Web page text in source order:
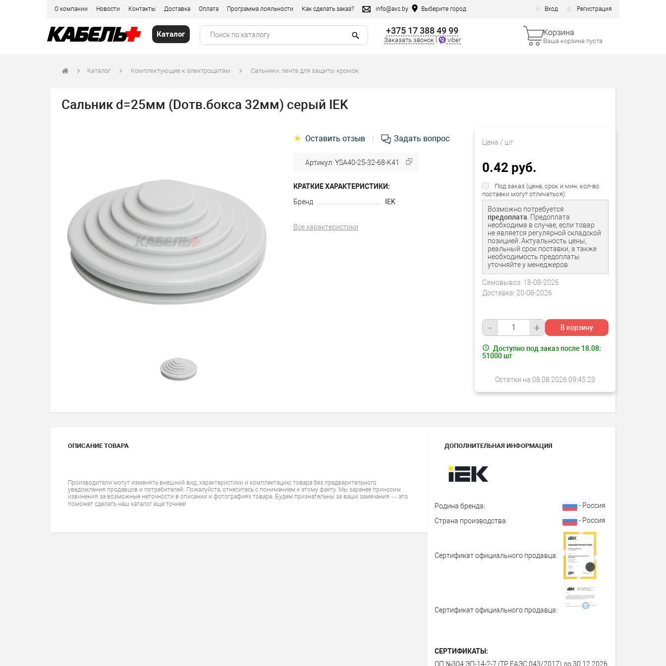
О компании Новости Контакты Доставка Оплата Программа лояльности Как сделать заказ? info@avs.by Выберите город Вход Регистрация
Каталог +375 17 388 49 99
Заказать звонок viber
Корзина
Ваша корзина пуста
Каталог Комплектующие к электрощитам Сальники, лента для защиты кромок
Сальник d=25мм (Dотв.бокса 32мм) серый IEK
Цена / шт
0.42 руб.
Под заказ (цена, срок и мин. кол-во
поставки могут отличаться)
Возможно потребуется
предоплата . Предоплата
необходима в случае, если товар
не является регулярной складской
позицией. Актуальность цены,
реальный срок поставки, а также
необходимость предоплаты
уточняйте у менеджеров
Самовывоз: 18-08-2026
Доставка: 20-08-2026
- + В корзину
Доступно под заказ после 18.08:
51000шт
Остатки на 08.08.2026 09:45:23
★ Оставить отзыв Задать вопрос
Артикул: YSA40-25-32-68-K41
КРАТКИЕ ХАРАКТЕРИСТИКИ:
Бренд
IEK
Все характеристики
ОПИСАНИЕ ТОВАРА
Производители могут изменять внешний вид, характеристики и комплектацию товара без предварительного
уведомления продавцов и потребителей. Пожалуйста, отнеситесь с пониманием к этому факту. Мы заранее приносим
извинения за возможные неточности в описании и фотографиях товара. Будем признательны за ваши замечания — это
поможет сделать наш каталог еще точнее!
ДОПОЛНИТЕЛЬНАЯ ИНФОРМАЦИЯ
Родина бренда:
- Россия
Страна производства:
- Россия
Сертификат официального продавца:
Сертификат официального продавца:
СЕРТИФИКАТЫ:
ОП №304 ЭП-14-2-7 (ТР ЕАЭС 043/2017) до 30.12.2026